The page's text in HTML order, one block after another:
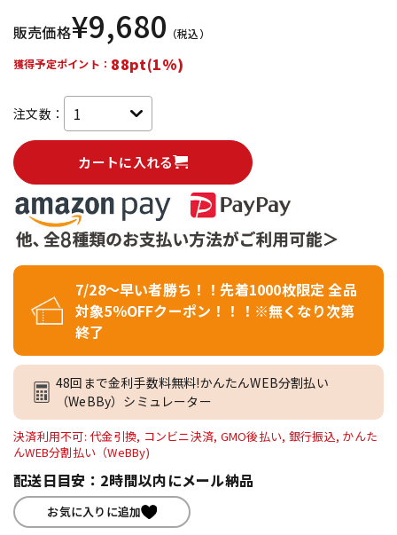
販売価格¥9,680 （税込）
獲得予定ポイント： 88pt(1%)
注文数：
カートに入れる
7/28～早い者勝ち！！先着1000枚限定 全品
対象5％OFFクーポン！！！※無くなり次第
終了
48回まで金利手数料無料!かんたんWEB分割払い
（WeBBy）シミュレーター
決済利用不可: 代金引換, コンビニ決済, GMO後払い, 銀行振込, かんた
んWEB分割払い（WeBBy)
配送日目安：2時間以内にメール納品
お気に入りに追加